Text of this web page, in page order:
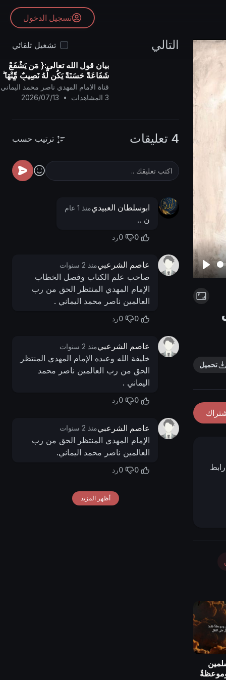
تسجيل الدخول
P
l
a
تحميل
التالي
تشغيل تلقائي
بيان قول الله تعالى:{ مَن يَشْفَعْ
شَفَاعَةً حَسَنَةً يَكُن لَّهُ نَصِيبٌ مِّنْهَا ۖ
وَمَن يَشْفَعْ شَفَاعَةً سَيِّئَةً يَكُن لَّهُ
كِفْلٌ م
قناة الامام المهدي ناصر محمد اليماني
3 المشاهدات
•
2026/07/13
4 تعليقات ترتيب حسب
ابوسلطان العبيديمنذ 1 عام
ن ..
0
0رد
عاصم الشرعبيمنذ 2 سنوات
صاحب علم الكتاب وفصل الخطاب
الإمام المهدي المنتظر الحق من رب
العالمين ناصر محمد اليماني .
0
0رد
عاصم الشرعبيمنذ 2 سنوات
خليفة الله وعبده الإمام المهدي المنتظر
الحق من رب العالمين ناصر محمد
اليماني .
0
0رد
عاصم الشرعبيمنذ 2 سنوات
الإمام المهدي المنتظر الحق من رب
العالمين ناصر محمد اليماني.
0
0رد
أظهر المزيد